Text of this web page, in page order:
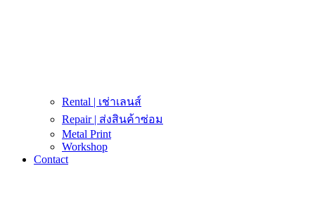
Rental | เช่าเลนส์
Repair | ส่งสินค้าซ่อม
Metal Print
Workshop
Contact